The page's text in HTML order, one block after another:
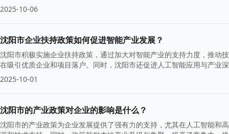
2025-10-06
沈阳市企业扶持政策如何促进智能产业发展？
沈阳市积极实施企业扶持政策，通过加大对智能产业的支持力度，推动
在吸引优质企业和项目落户。同时，沈阳市还促进人工智能应用与产业
2025-10-01
沈阳市的产业政策对企业的影响是什么？
沈阳市的产业政策为企业发展提供了强有力的支持，尤其在人工智能和